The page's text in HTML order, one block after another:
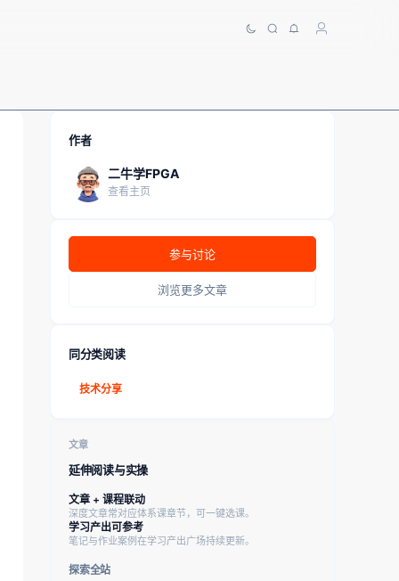
作者
二牛学FPGA
查看主页
参与讨论
浏览更多文章
同分类阅读
技术分享
文章
延伸阅读与实操
文章 + 课程联动
深度文章常对应体系课章节，可一键选课。
学习产出可参考
笔记与作业案例在学习产出广场持续更新。
探索全站